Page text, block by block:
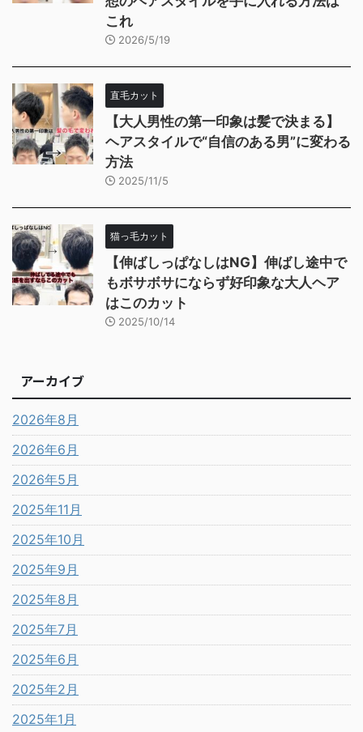
これ
2026/5/19
直毛カット
【大人男性の第一印象は髪で決まる】
ヘアスタイルで“自信のある男”に変わる
方法
2025/11/5
猫っ毛カット
【伸ばしっぱなしはNG】伸ばし途中で
もボサボサにならず好印象な大人ヘア
はこのカット
2025/10/14
アーカイブ
2026年8月
2026年6月
2026年5月
2025年11月
2025年10月
2025年9月
2025年8月
2025年7月
2025年6月
2025年2月
2025年1月